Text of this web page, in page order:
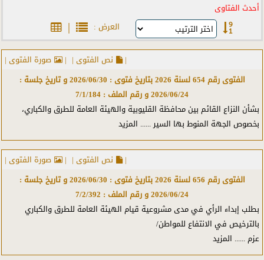
أدوية
أزهر
إصلاح زراعي
الجهاز المركزي للمحاسبات
أملاك عامة
إنتخابات
أوقاف
إيجار
بحث علمي
بنوك
أحدث الفتاوى
العرض :
|
| صورة الفتوى | |
نص الفتوى |
الفتوى رقم654لسنة 2026بتاريخ فتوى : 2026/06/30و تاريخ جلسة :
2026/06/24و رقم الملف : 7/1/184
بشأن النزاع القائم بين محافظة القليوبية والهيئة العامة للطرق والكباري،
بخصوص الجهة المنوط بها السير...... المزيد
| صورة الفتوى | |
نص الفتوى |
الفتوى رقم 656لسنة 2026بتاريخ فتوى : 2026/06/30و تاريخ جلسة :
2026/06/24و رقم الملف : 7/2/392
بطلب إبداء الرأي في مدى مشروعية قيام الهيئة العامة للطرق والكباري
بالترخيص في الانتفاع للمواطن/
عزم...... المزيد